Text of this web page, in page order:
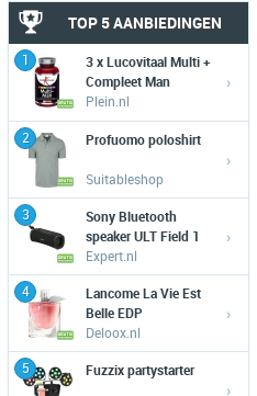
TOP 5 AANBIEDINGEN
1
3 x Lucovitaal Multi +
Compleet Man
Plein.nl
›
2 Profuomo poloshirt
Suitableshop
›
3
Sony Bluetooth
speaker ULT Field 1
Expert.nl
›
4
Lancome La Vie Est
Belle EDP
Deloox.nl
›
5 Fuzzix partystarter
›